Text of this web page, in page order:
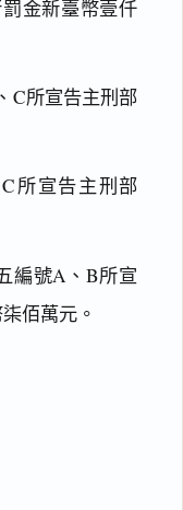
金新臺幣壹仟
C所宣告主刑部
所宣告主刑部
編號A、B所宣
佰萬元。